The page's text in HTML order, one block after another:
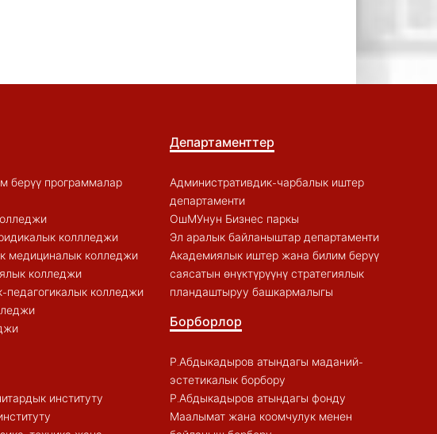
берүү программалар
коллледжи
медициналык колледжи
колледжи
педагогикалык колледжи
институту
Департаменттер
Административдик-чарбалык иштер
департаменти
ОшМУнун Бизнес паркы
Эл аралык байланыштар департаменти
Академиялык иштер жана билим берүү
саясатын өнүктүрүүнү стратегиялык
пландаштыруу башкармалыгы
Борборлор
Р.Абдыкадыров атындагы маданий-
эстетикалык борбору
Р.Абдыкадыров атындагы фонду
Маалымат жана коомчулук менен